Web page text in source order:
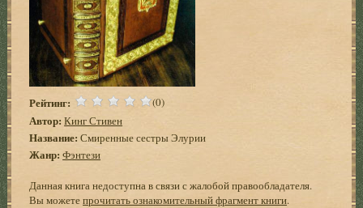
Рейтинг: (0)
Автор: Кинг Стивен
Название: Смиренные сестры Элурии
Жанр: Фэнтези
Данная книга недоступна в связи с жалобой правообладателя.
Вы можетепрочитать ознакомительный фрагмент книги.